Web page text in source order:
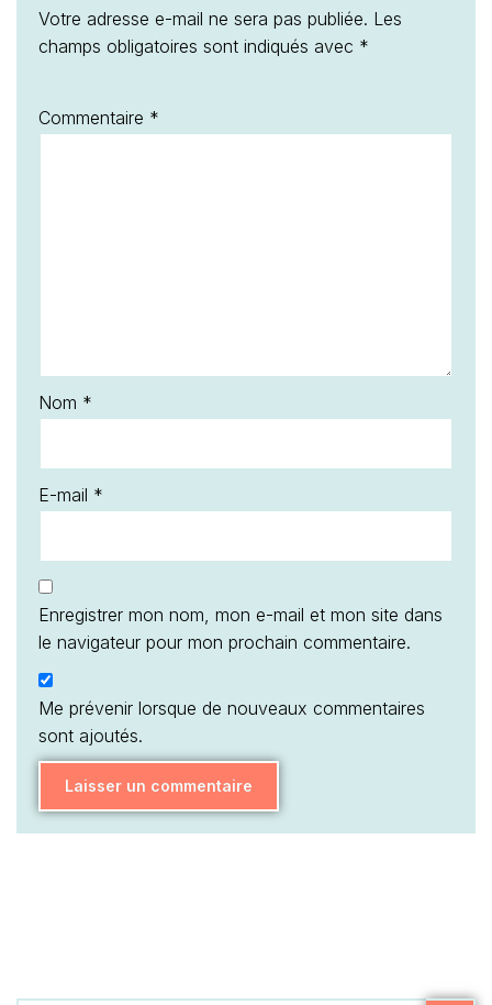
Votre adresse e-mail ne sera pas publiée. Les
champs obligatoires sont indiqués avec *
Commentaire *
Nom *
E-mail *
Enregistrer mon nom, mon e-mail et mon site dans
le navigateur pour mon prochain commentaire.
Me prévenir lorsque de nouveaux commentaires
sont ajoutés.